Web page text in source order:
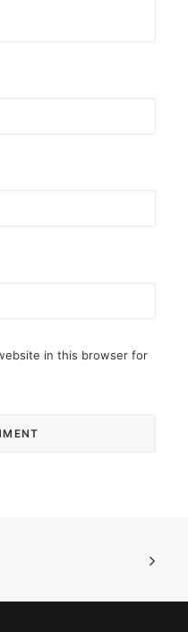
in this browser for